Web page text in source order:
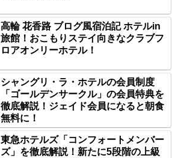
高輪 花香路 ブログ風宿泊記 ホテルin
旅館！おこもりステイ向きなクラブフ
ロアオンリーホテル！
シャングリ・ラ・ホテルの会員制度
「ゴールデンサークル」の会員特典を
徹底解説！ジェイド会員になると朝食
無料に！
東急ホテルズ「コンフォートメンバー
ズ」を徹底解説！新たに5段階の上級